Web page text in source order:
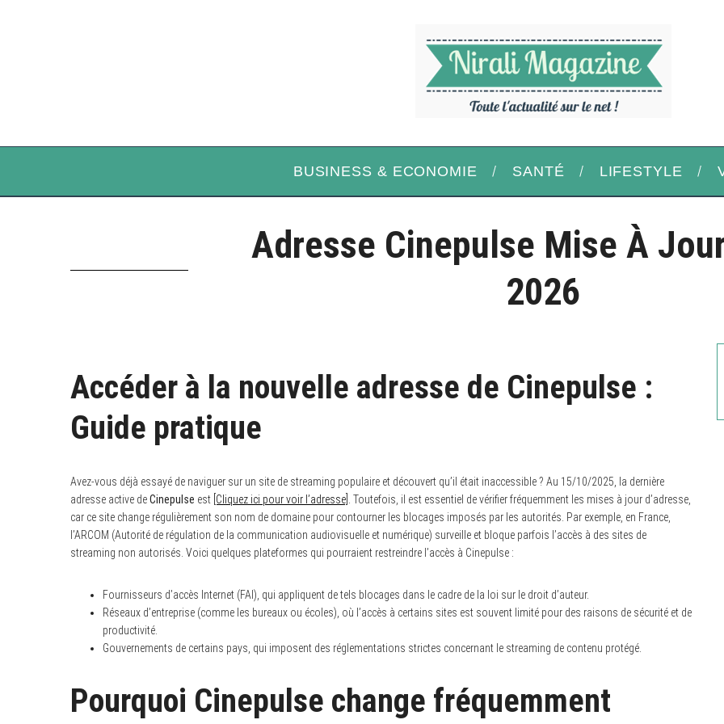
BUSINESS & ECONOMIE SANTÉ LIFESTYLE
Adresse Cinepulse Mise À
2026
Accéder à la nouvelle adresse de Cinepulse :
Guide pratique
Avez-vous déjà essayé de naviguer sur un site de streaming populaire et découvert qu’il était inaccessible ? Au 15/10/2025, la dernière
adresse active deCinepulse est [Cliquez ici pour voir l’adresse] . Toutefois, il est essentiel de vérifier fréquemment les mises à jour d’adresse,
car ce site change régulièrement son nom de domaine pour contourner les blocages imposés par les autorités. Par exemple, en France,
l’ARCOM (Autorité de régulation de la communication audiovisuelle et numérique) surveille et bloque parfois l’accès à des sites de
streaming non autorisés. Voici quelques plateformes qui pourraient restreindre l’accès à Cinepulse :
Fournisseurs d’accès Internet (FAI), qui appliquent de tels blocages dans le cadre de la loi sur le droit d’auteur.
Réseaux d’entreprise (comme les bureaux ou écoles), où l’accès à certains sites est souvent limité pour des raisons de sécurité et de
productivité.
Gouvernements de certains pays, qui imposent des réglementations strictes concernant le streaming de contenu protégé.
Pourquoi Cinepulse change fréquemment